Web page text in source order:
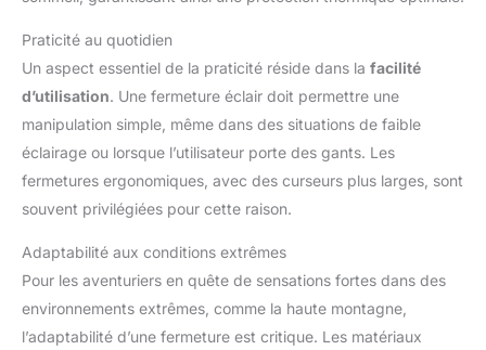
Praticité au quotidien
Un aspect essentiel de la praticité réside dans la facilité
d’utilisation. Une fermeture éclair doit permettre une
manipulation simple, même dans des situations de faible
éclairage ou lorsque l’utilisateur porte des gants. Les
fermetures ergonomiques, avec des curseurs plus larges, sont
souvent privilégiées pour cette raison.
Adaptabilité aux conditions extrêmes
Pour les aventuriers en quête de sensations fortes dans des
environnements extrêmes, comme la haute montagne,
l’adaptabilité d’une fermeture est critique. Les matériaux